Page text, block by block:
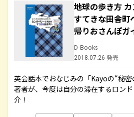
地球の歩き方
すてきな田舎町
帰りおさんぽガ
D-Books
2018.07.26 発売
英会話本でおなじみの「Kayoの“秘
著者が、今度は自分の滞在するロン
介！